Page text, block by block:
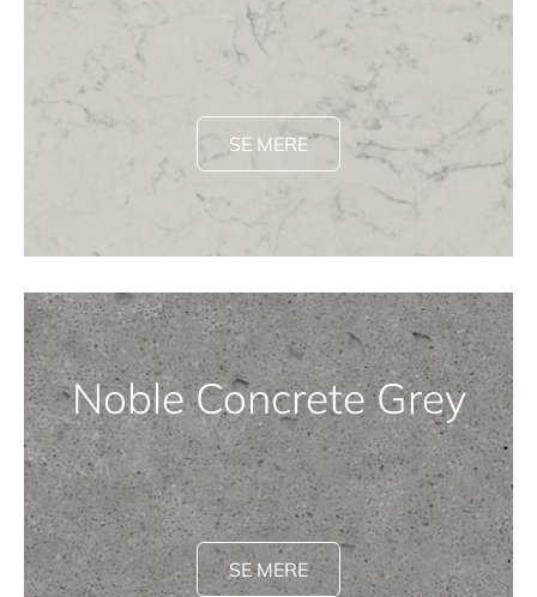
SE MERE
Noble Concrete Grey
SE MERE